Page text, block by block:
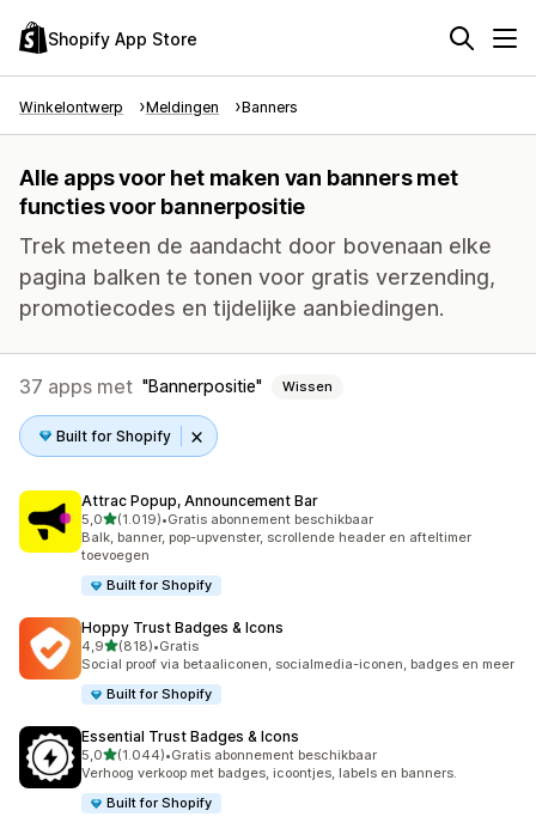
Shopify App Store
Winkelontwerp Meldingen Banners
Alle apps voor het maken van banners met
functies voor bannerpositie
Trek meteen de aandacht door bovenaan elke
pagina balken te tonen voor gratis verzending,
promotiecodes en tijdelijke aanbiedingen.
37 apps met Bannerpositie Wissen
Built for Shopify
Attrac Popup, Announcement Bar
5,0van 5 sterren
(1.019)
1019 recensies in totaal
•Gratis abonnement beschikbaar
Balk, banner, pop-upvenster, scrollende header en afteltimer
toevoegen
Built for Shopify
Hoppy Trust Badges & Icons
4,9van 5 sterren
(818)
818 recensies in totaal
•Gratis
Social proof via betaaliconen, socialmedia-iconen, badges en meer
Built for Shopify
Essential Trust Badges & Icons
5,0van 5 sterren
(1.044)
1044 recensies in totaal
•Gratis abonnement beschikbaar
Verhoog verkoop met badges, icoontjes, labels en banners.
Built for Shopify